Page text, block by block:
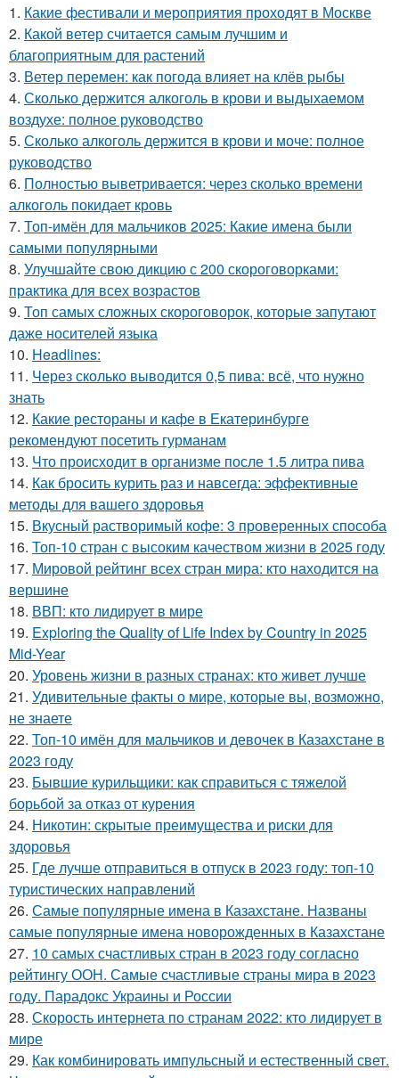
1. Какие фестивали и мероприятия проходят в Москве
2. Какой ветер считается самым лучшим и
благоприятным для растений
3. Ветер перемен: как погода влияет на клёв рыбы
4. Сколько держится алкоголь в крови и выдыхаемом
воздухе: полное руководство
5. Сколько алкоголь держится в крови и моче: полное
руководство
6. Полностью выветривается: через сколько времени
алкоголь покидает кровь
7. Топ-имён для мальчиков 2025: Какие имена были
самыми популярными
8. Улучшайте свою дикцию с 200 скороговорками:
практика для всех возрастов
9. Топ самых сложных скороговорок, которые запутают
даже носителей языка
10. Headlines:
11. Через сколько выводится 0,5 пива: всё, что нужно
знать
12. Какие рестораны и кафе в Екатеринбурге
рекомендуют посетить гурманам
13. Что происходит в организме после 1.5 литра пива
14. Как бросить курить раз и навсегда: эффективные
методы для вашего здоровья
15. Вкусный растворимый кофе: 3 проверенных способа
16. Топ-10 стран с высоким качеством жизни в 2025 году
17. Мировой рейтинг всех стран мира: кто находится на
вершине
18. ВВП: кто лидирует в мире
19. Exploring the Quality of Life Index by Country in 2025
Mid-Year
20. Уровень жизни в разных странах: кто живет лучше
21. Удивительные факты о мире, которые вы, возможно,
не знаете
22. Топ-10 имён для мальчиков и девочек в Казахстане в
2023 году
23. Бывшие курильщики: как справиться с тяжелой
борьбой за отказ от курения
24. Никотин: скрытые преимущества и риски для
здоровья
25. Где лучше отправиться в отпуск в 2023 году: топ-10
туристических направлений
26. Самые популярные имена в Казахстане. Названы
самые популярные имена новорожденных в Казахстане
27. 10 самых счастливых стран в 2023 году согласно
рейтингу ООН. Самые счастливые страны мира в 2023
году. Парадокс Украины и России
28. Скорость интернета по странам 2022: кто лидирует в
мире
29. Как комбинировать импульсный и естественный свет.